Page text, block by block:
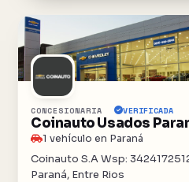
CONCESIONARIA VERIFICADA
Coinauto Usados
1 vehículo en Paraná
Coinauto S.A Wsp:
Paraná, Entre Rios